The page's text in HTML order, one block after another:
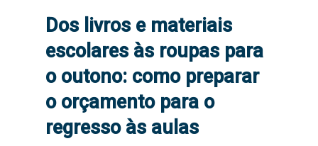
Dos livros e materiais
escolares às roupas para
o outono: como preparar
o orçamento para o
regresso às aulas